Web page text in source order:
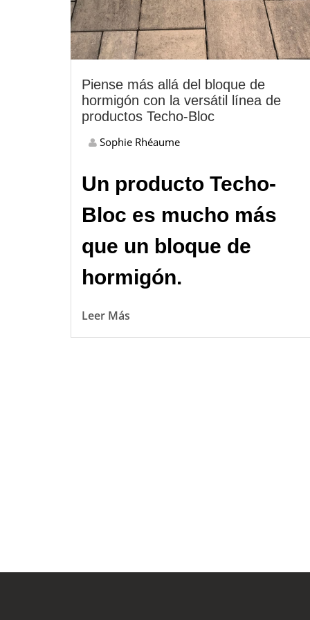
Piense más allá del bloque de
hormigón con la versátil línea de
productos Techo-Bloc
Sophie Rhéaume
Un producto Techo-
Bloc es mucho más
que un bloque de
hormigón.
Leer Más